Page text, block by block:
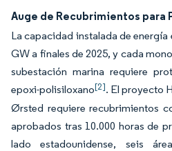
Auge de Recubrimientos para
La capacidad instalada de
GW a finales de 2025, y cada
subestación marina requiere
epoxi-polisiloxano[2]. El proyecto
Ørsted requiere recubrimientos
aprobados tras 10.000 horas de
lado estadounidense, seis